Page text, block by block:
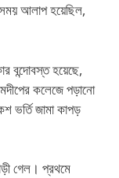
আলাপ হয়েছিল,
বন্দোবস্ত হয়েছে,
কলেজে পড়ানো
ভর্তি জামা কাপড়
গেল। প্রথমে